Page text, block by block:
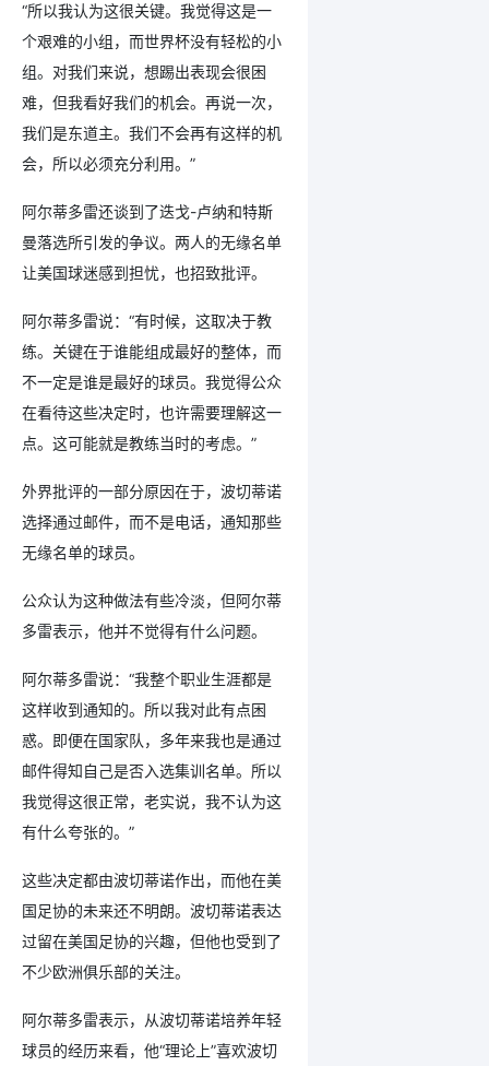
“所以我认为这很关键。我觉得这是一
个艰难的小组，而世界杯没有轻松的小
组。对我们来说，想踢出表现会很困
难，但我看好我们的机会。再说一次，
我们是东道主。我们不会再有这样的机
会，所以必须充分利用。”
阿尔蒂多雷还谈到了迭戈-卢纳和特斯
曼落选所引发的争议。两人的无缘名单
让美国球迷感到担忧，也招致批评。
阿尔蒂多雷说：“有时候，这取决于教
练。关键在于谁能组成最好的整体，而
不一定是谁是最好的球员。我觉得公众
在看待这些决定时，也许需要理解这一
点。这可能就是教练当时的考虑。”
外界批评的一部分原因在于，波切蒂诺
选择通过邮件，而不是电话，通知那些
无缘名单的球员。
公众认为这种做法有些冷淡，但阿尔蒂
多雷表示，他并不觉得有什么问题。
阿尔蒂多雷说：“我整个职业生涯都是
这样收到通知的。所以我对此有点困
惑。即便在国家队，多年来我也是通过
邮件得知自己是否入选集训名单。所以
我觉得这很正常，老实说，我不认为这
有什么夸张的。”
这些决定都由波切蒂诺作出，而他在美
国足协的未来还不明朗。波切蒂诺表达
过留在美国足协的兴趣，但他也受到了
不少欧洲俱乐部的关注。
阿尔蒂多雷表示，从波切蒂诺培养年轻
球员的经历来看，他“理论上”喜欢波切